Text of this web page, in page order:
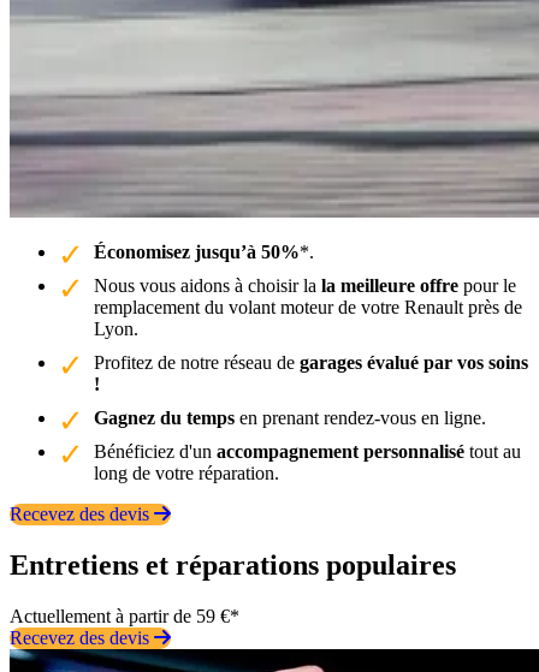
Économisez jusqu’à 50%*.
Nous vous aidons à choisir la la meilleure offre pour le
remplacement du volant moteur de votre Renault près de
Lyon.
Profitez de notre réseau de garages évalué par vos soins
!
Gagnez du temps en prenant rendez-vous en ligne.
Bénéficiez d'un accompagnement personnalisé tout au
long de votre réparation.
Recevez des devis
Entretiens et réparations populaires
Actuellement à partir de 59 €*
Recevez des devis